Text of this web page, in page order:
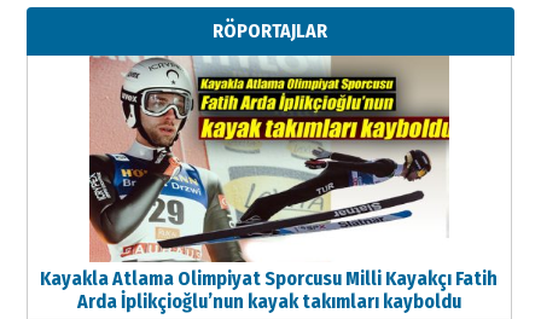
Metin Külünk: Aileyi Korumak
Geleceği Korumaktır
11 Mayıs 2026 Pazartesi
RÖPORTAJLAR
Kayakla Atlama Olimpiyat Sporcusu Milli Kayakçı Fatih
Arda İplikçioğlu’nun kayak takımları kayboldu